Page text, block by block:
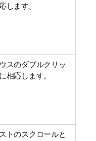
します。
スのダブルクリッ
相応します。
トのスクロールと